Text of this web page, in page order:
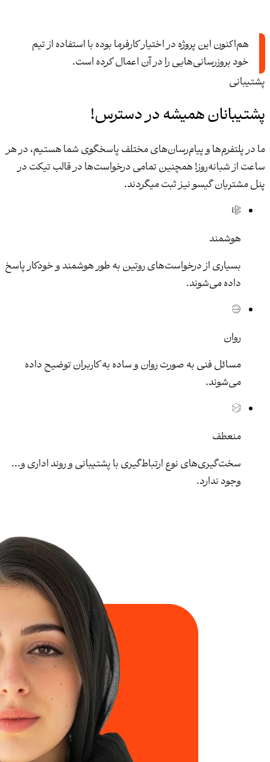
هم‌اکنون این پروژه در اختیار کارفرما بوده با استفاده از تیم
خود بروزرسانی‌هایی را در آن اعمال کرده است.
پشتیبانی
پشتیبانان همیشه در دسترس!
ما در پلتفرم‌ها و پیام‌رسان‌های مختلف پاسخگوی شما هستیم، در هر
ساعت از شبانه‌روز! همچنین تمامی درخواست‌ها در قالب تیکت در
پنل مشتریان گیسو نیز ثبت میگردند.
هوشمند
بسیاری از درخواست‌های روتین به طور هوشمند و خودکار پاسخ
داده می‌شوند.
روان
مسائل فنی به صورت روان و ساده به کاربران توضیح داده
می‌شوند.
منعطف
سخت‌گیری‌های نوع ارتباط‌گیری با پشتیبانی و روند اداری و...
وجود ندارد.